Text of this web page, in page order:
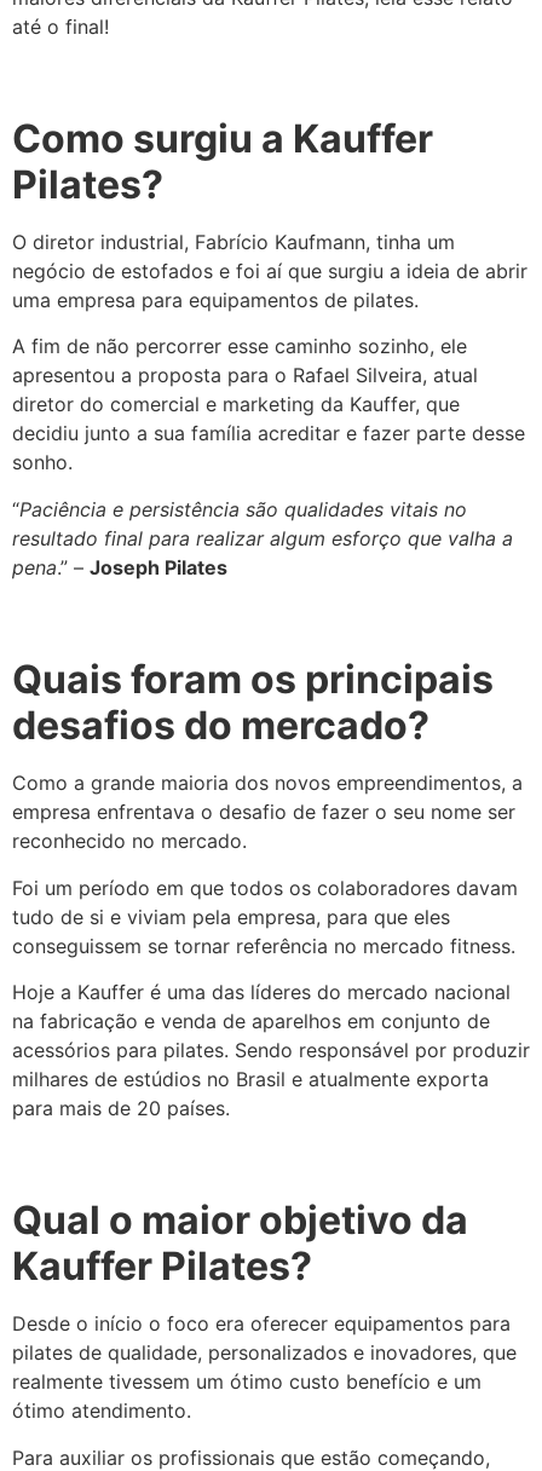
até o final!
Como surgiu a Kauffer
Pilates?
O diretor industrial, Fabrício Kaufmann, tinha um
negócio de estofados e foi aí que surgiu a ideia de abrir
uma empresa para equipamentos de pilates.
A fim de não percorrer esse caminho sozinho, ele
apresentou a proposta para o Rafael Silveira, atual
diretor do comercial e marketing da Kauffer, que
decidiu junto a sua família acreditar e fazer parte desse
sonho.
“Paciência e persistência são qualidades vitais no
resultado final para realizar algum esforço que valha a
pena.” – Joseph Pilates
Quais foram os principais
desafios do mercado?
Como a grande maioria dos novos empreendimentos, a
empresa enfrentava o desafio de fazer o seu nome ser
reconhecido no mercado.
Foi um período em que todos os colaboradores davam
tudo de si e viviam pela empresa, para que eles
conseguissem se tornar referência no mercado fitness.
Hoje a Kauffer é uma das líderes do mercado nacional
na fabricação e venda de aparelhos em conjunto de
acessórios para pilates. Sendo responsável por produzir
milhares de estúdios no Brasil e atualmente exporta
para mais de 20 países.
Qual o maior objetivo da
Kauffer Pilates?
Desde o início o foco era oferecer equipamentos para
pilates de qualidade, personalizados e inovadores, que
realmente tivessem um ótimo custo benefício e um
ótimo atendimento.
Para auxiliar os profissionais que estão começando,